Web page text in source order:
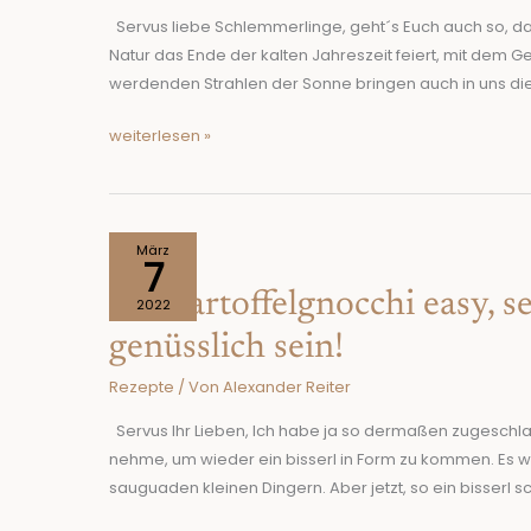
Servus liebe Schlemmerlinge, geht´s Euch auch so,
Natur das Ende der kalten Jahreszeit feiert, mit dem
werdenden Strahlen der Sonne bringen auch in uns
Frühlings-
Tarte
zum
weiterlesen »
März
7
2022
Süßkartoffelgnocchi easy,
genüsslich sein!
Rezepte / Von Alexander Reiter
Servus Ihr Lieben, Ich habe ja so dermaßen
nehme, um wieder ein bisserl in Form zu kommen.
sauguaden kleinen Dingern. Aber jetzt, so ein bisserl
Süßkartoffelgnocchi
easy,
sexy
gesund!
Fasten
genüsslich
sein!